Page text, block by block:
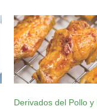
Derivados del Pollo y